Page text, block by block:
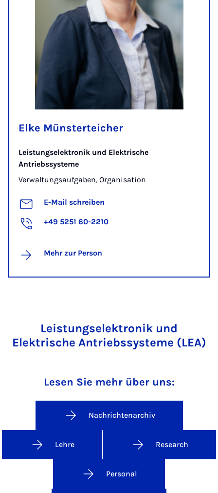
Elke Münsterteicher
Leistungselektronik und Elektrische
Antriebssysteme
Verwaltungsaufgaben, Organisation
E-Mail schreiben
+49 5251 60-2210
Mehr zur Person
Leistungselektronik und
Elektrische Antriebssysteme (LEA)
Lesen Sie mehr über uns:
Nachrichtenarchiv
Lehre Research
Personal